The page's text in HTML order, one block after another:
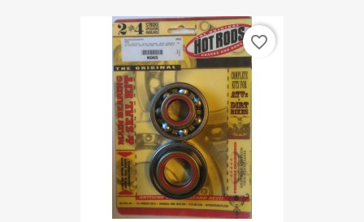
favorite_border